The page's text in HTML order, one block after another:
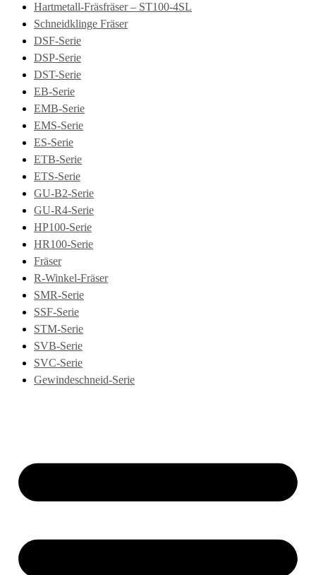
Hartmetall-Fräsfräser – ST100-4SL
Schneidklinge Fräser
DSF-Serie
DSP-Serie
DST-Serie
EB-Serie
EMB-Serie
EMS-Serie
ES-Serie
ETB-Serie
ETS-Serie
GU-B2-Serie
GU-R4-Serie
HP100-Serie
HR100-Serie
Fräser
R-Winkel-Fräser
SMR-Serie
SSF-Serie
STM-Serie
SVB-Serie
SVC-Serie
Gewindeschneid-Serie